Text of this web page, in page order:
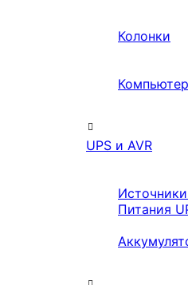
Колонки
UPS и AVR
Питания